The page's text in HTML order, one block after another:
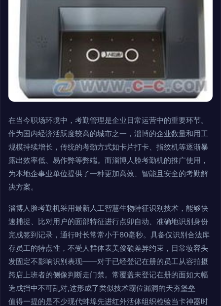
在当今职场环境中，考勤管理是企业日常运营中的重要环节。
作为国内经济活跃度较高的城市之一，淄博的企业数量和用工
规模持续增长，传统的考勤方式如卡片打卡、指纹机等逐渐暴
露出效率低、易作弊等弊端。而淄博人脸考勤机的推广使用，
为本地企事业单位提供了一种更加高效、智能且安全的考勤解
决方案。
淄博人脸考勤机采用最新人工智慧生物特征识别技术，能够快
速捕捉、比对用户的面部特征进行点卯自动、准确地识别身份
完成签到记录，通行时长常常小于80毫秒。具备仅识别合法库
存员工的特点性，不受人群体表美俊硕差异约束，日常妆容头
发固定不影响识别表现——对于已经登记在册的员工从容拍摄
跨店上班者的侧像判断走门禁。常覆盖未登记在册的面如大幅
造成挡中不可乱对,这形成了类似技术霸位漏洞的天夯堡垒
值得一提的是不少现代蚌埠先进红外活体组织检验当卡神器时